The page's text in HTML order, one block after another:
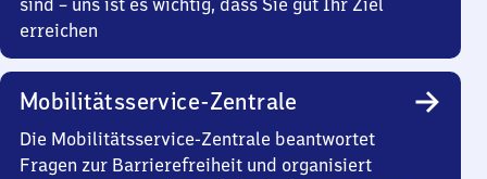
sind – uns ist es wichtig, dass Sie gut Ihr Ziel
erreichen
Mobilitätsservice-Zentrale
Die Mobilitätsservice-Zentrale beantwortet
Fragen zur Barrierefreiheit und organisiert